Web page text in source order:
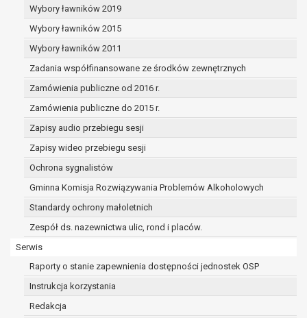
Wybory ławników 2019
Wybory ławników 2015
Wybory ławników 2011
Zadania współfinansowane ze środków zewnętrznych
Zamówienia publiczne od 2016 r.
Zamówienia publiczne do 2015 r.
Zapisy audio przebiegu sesji
Zapisy wideo przebiegu sesji
Ochrona sygnalistów
Gminna Komisja Rozwiązywania Problemów Alkoholowych
Standardy ochrony małoletnich
Zespół ds. nazewnictwa ulic, rond i placów.
Serwis
Raporty o stanie zapewnienia dostępności jednostek OSP
Instrukcja korzystania
Redakcja
dane osobowe muszą być usunięte w
celu wywiązania się z obowiązku
prawo do żądania ograniczenia
przetwarzania danych osobowych na
podstawie art. 18 RODO, w przypadku gdy:
osoba, której dane dotyczą
kwestionuje prawidłowość danych
osobowych – na okres pozwalający
administratorowi sprawdzić
przetwarzanie danych jest niezgodne
z prawem, a osoba, której dane
dotyczą, sprzeciwia się usunięciu
danych, żądając w zamian ich
ograniczenia,
danych dla swoich celów, ale osoba,
której dane dotyczą, potrzebuje ich do
ustalenia, obrony lub dochodzenia
roszczeń,